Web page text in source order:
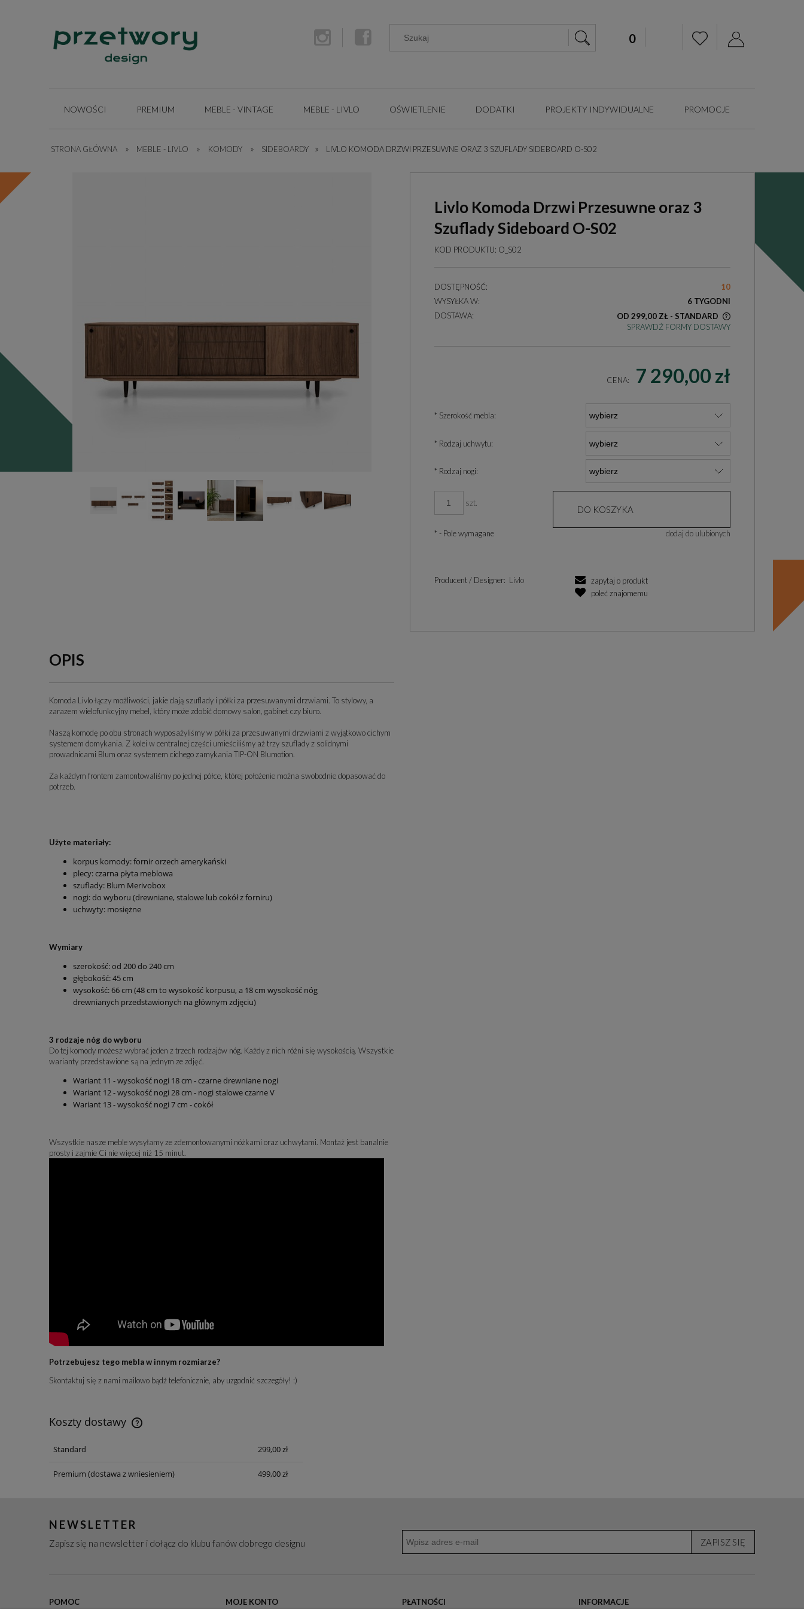
NOWOŚCI PREMIUM MEBLE - VINTAGE MEBLE - LIVLO OŚWIETLENIE DODATKI PROJEKTY INDYWIDUALNE PROMOCJE
INSPIRACJE
STRONA GŁÓWNA » MEBLE - LIVLO » KOMODY » SIDEBOARDY » LIVLO KOMODA DRZWI PRZESUWNE ORAZ 3 SZUFLADY SIDEBOARD O-S02
Livlo Komoda Drzwi Przesuwne oraz 3
Szuflady Sideboard O-S02
KOD PRODUKTU: O_S02
DOSTĘPNOŚĆ:
10
WYSYŁKA W:
6 TYGODNI
DOSTAWA:
OD 299,00 ZŁ - STANDARD
SPRAWDŹ FORMY DOSTAWY
CENA: 7 290,00 zł
* Szerokość mebla:
* Rodzaj uchwytu:
* Rodzaj nogi:
szt.
DO KOSZYKA
dodaj do ulubionych
* - Pole wymagane
Producent / Designer: Livlo
zapytaj o produkt
poleć znajomemu
OPIS
Komoda Livlo łączy możliwości, jakie dają szuflady i półki za przesuwanymi drzwiami. To stylowy, a
zarazem wielofunkcyjny mebel, który może zdobić domowy salon, gabinet czy biuro.
Naszą komodę po obu stronach wyposażyliśmy w półki za przesuwanymi drzwiami z wyjątkowo cichym
systemem domykania. Z kolei w centralnej części umieściliśmy aż trzy szuflady z solidnymi
prowadnicami Blum oraz systemem cichego zamykania TIP-ON Blumotion.
Za każdym frontem zamontowaliśmy po jednej półce, której położenie można swobodnie dopasować do
potrzeb.
Użyte materiały:
korpus komody: fornir orzech amerykański
plecy: czarna płyta meblowa
szuflady: Blum Merivobox
nogi: do wyboru (drewniane, stalowe lub cokół z forniru)
uchwyty: mosiężne
Wymiary
szerokość: od 200 do 240 cm
głębokość: 45 cm
wysokość: 66 cm (48 cm to wysokość korpusu, a 18 cm wysokość nóg
drewnianych przedstawionych na głównym zdjęciu)
3 rodzaje nóg do wyboru
Do tej komody możesz wybrać jeden z trzech rodzajów nóg. Każdy z nich różni się wysokością. Wszystkie
warianty przedstawione są na jednym ze zdjęć.
Wariant 11 - wysokość nogi 18 cm - czarne drewniane nogi
Wariant 12 - wysokość nogi 28 cm - nogi stalowe czarne V
Wariant 13 - wysokość nogi 7 cm - cokół
Wszystkie nasze meble wysyłamy ze zdemontowanymi nóżkami oraz uchwytami. Montaż jest banalnie
prosty i zajmie Ci nie więcej niż 15 minut.
Potrzebujesz tego mebla w innym rozmiarze?
Skontaktuj się z nami mailowo bądź telefonicznie, aby uzgodnić szczegóły! :)
Koszty dostawy
Koszt dostawy dotyczy przesyłek na
Standard 299,00 zł
Premium (dostawa z wniesieniem) 499,00 zł
NEWSLETTER
Zapisz się na newsletter i dołącz do klubu fanów dobrego designu ZAPISZ SIĘ
POMOC MOJE KONTO PŁATNOŚCI INFORMACJE